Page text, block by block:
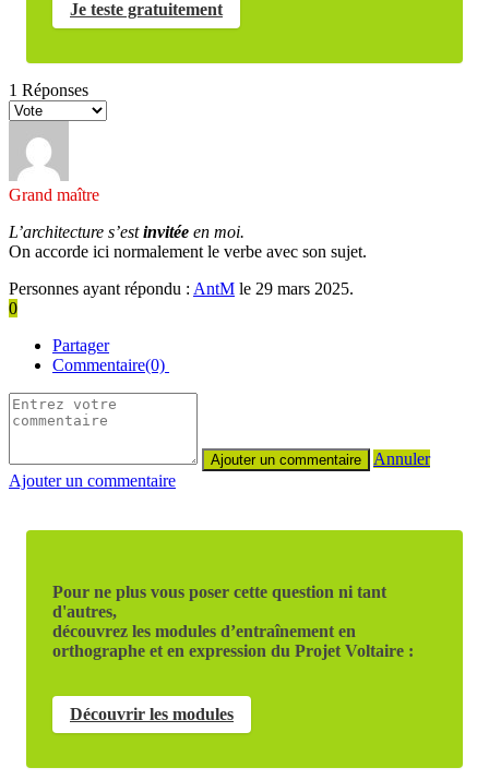
Je teste gratuitement
1 Réponses
Grand maître
L’architecture s’estinvitée en moi.
On accorde ici normalement le verbe avec son sujet.
Personnes ayant répondu : AntM le 29 mars 2025.
0
Partager
Commentaire(0)
Annuler
Ajouter un commentaire
Pour ne plus vous poser cette question ni tant
d'autres,
découvrez les modules d’entraînement en
orthographe et en expression du Projet Voltaire :
Découvrir les modules